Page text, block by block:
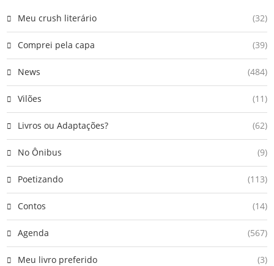
Meu crush literário (32)
Comprei pela capa (39)
News (484)
Vilões (11)
Livros ou Adaptações? (62)
No Ônibus (9)
Poetizando (113)
Contos (14)
Agenda (567)
Meu livro preferido (3)